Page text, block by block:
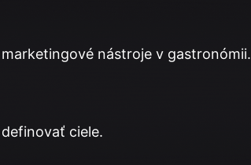
nástroje v gastronómii.
ciele.